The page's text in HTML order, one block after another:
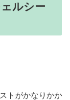
ルシー
トがかなりかか